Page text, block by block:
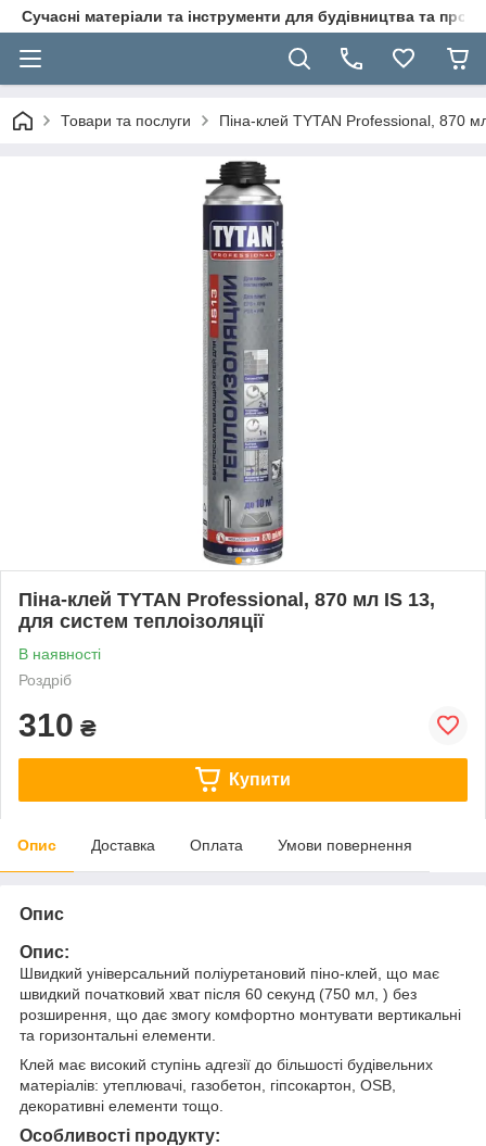
Сучасні матеріали та інструменти для будівництва та
Товари та послуги Піна-клей TYTAN Professional, 870
Піна-клей TYTAN Professional, 870 мл IS 13,
для систем теплоізоляції
В наявності
Роздріб
310 ₴
Купити
Опис Доставка Оплата Умови повернення
Опис
Опис:
Швидкий універсальний поліуретановий піно-клей, що має
швидкий початковий хват після 60 секунд (750 мл, ) без
розширення, що дає змогу комфортно монтувати вертикальні
та горизонтальні елементи.
Клей має високий ступінь адгезії до більшості будівельних
матеріалів: утеплювачі, газобетон, гіпсокартон, OSB,
декоративні елементи тощо.
Особливості продукту: